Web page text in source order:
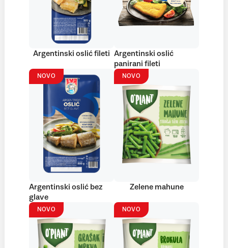
Argentinski oslić fileti Argentinski oslić
panirani fileti
NOVO
Argentinski oslić bez
glave
NOVO
Zelene mahune
NOVO NOVO